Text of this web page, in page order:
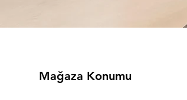
Mağaza Konumu